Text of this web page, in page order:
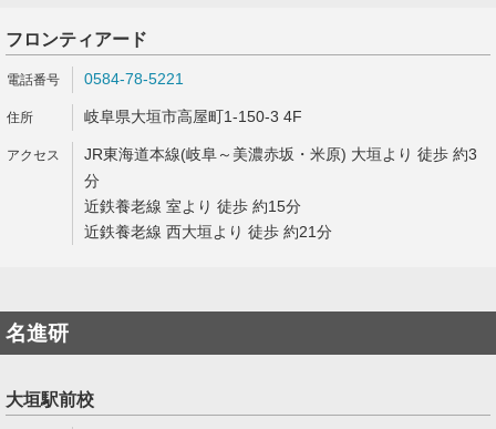
フロンティアード
0584-78-5221
岐阜県大垣市高屋町1-150-3 4F
JR東海道本線(岐阜～美濃赤坂・米原) 大垣より 徒歩 約3
分
近鉄養老線 室より 徒歩 約15分
近鉄養老線 西大垣より 徒歩 約21分
名進研
大垣駅前校